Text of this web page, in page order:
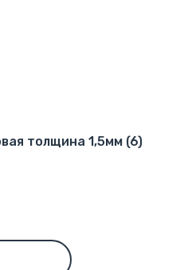
толщина 1,5мм (6)